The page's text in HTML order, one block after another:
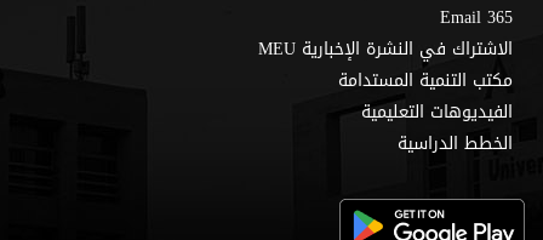
Email 365
الاشتراك في النشرة الإخبارية MEU
مكتب التنمية المستدامة
الفيديوهات التعليمية
الخطط الدراسية